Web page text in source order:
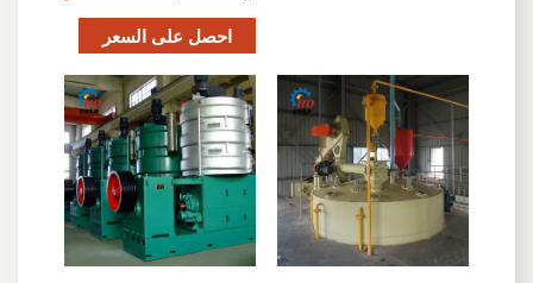
احصل على السعر